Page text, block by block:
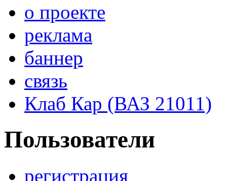
о проекте
реклама
баннер
связь
Клаб Кар (ВАЗ 21011)
Пользователи
регистрация